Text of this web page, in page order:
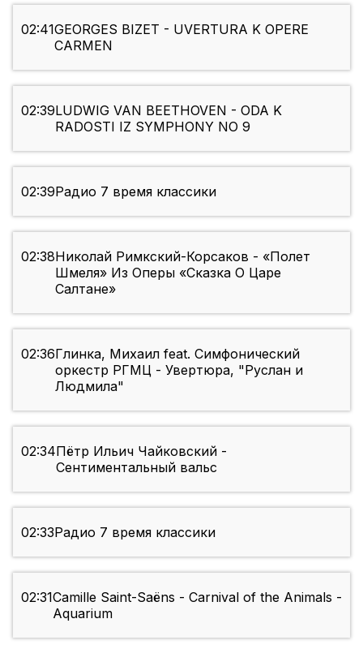
02:41GEORGES BIZET - UVERTURA K OPERE
CARMEN
02:39LUDWIG VAN BEETHOVEN - ODA K
RADOSTI IZ SYMPHONY NO 9
02:39Радио 7 время классики
02:38Николай Римкский-Корсаков - «Полет
Шмеля» Из Оперы «Сказка О Царе
Салтане»
02:36Глинка, Михаил feat. Симфонический
оркестр РГМЦ - Увертюра, "Руслан и
Людмила"
02:34Пётр Ильич Чайковский -
Сентиментальный вальс
02:33Радио 7 время классики
02:31Camille Saint-Saëns - Carnival of the Animals -
Aquarium